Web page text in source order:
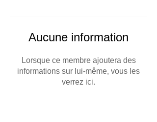
Aucune information
Lorsque ce membre ajoutera des
informations sur lui-même, vous les
verrez ici.